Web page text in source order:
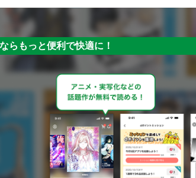
らもっと便利で快適に！